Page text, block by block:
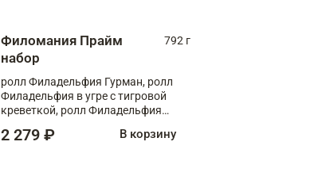
Филомания Прайм
набор
792 г
ролл Филадельфия Гурман, ролл
Филадельфия в угре с тигровой
креветкой, ролл Филадельфия
2 279 ₽ В корзину